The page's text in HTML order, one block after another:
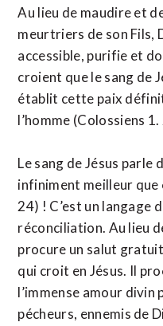
Au lieu de maudire et
meurtriers de son Fils,
accessible, purifie et
croient que le sang de
établit cette paix
l’homme (Colossiens 1.
Le sang de Jésus parle
infiniment meilleur que
24) ! C’est un langage
réconciliation. Au lieu
procure un salut
qui croit en Jésus. Il
l’immense amour divin
pécheurs, ennemis de